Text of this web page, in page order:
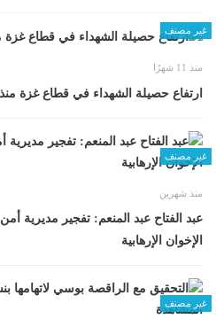
غير مصنف
منذ 11 شهرًا
ارتفاع حصيلة الشهداء في قطاع غزة منذ فجر
غير مصنف
منذ شهرين
عبد الفتاح عبد المنعم: تفجير مديرية
الإخوان الإرهابية
غير مصنف